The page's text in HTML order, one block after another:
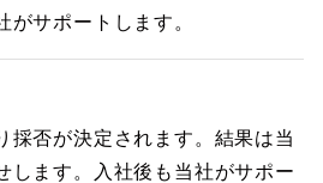
がサポートします。
採否が決定されます。結果は当
します。入社後も当社がサポー